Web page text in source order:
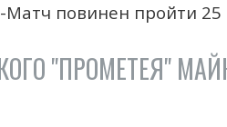
Матч повинен пройти 25
"ПРОМЕТЕЯ"